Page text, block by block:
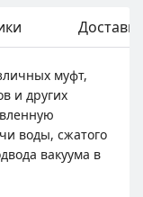
Доставка
муфт,
и других
воды, сжатого
вакуума в